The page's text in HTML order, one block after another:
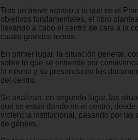
Tras un breve repaso a lo que es el
objetivos fundamentales, el libro
llevando a cabo el centro de cara a la
cuatro grandes temas.
En primer lugar, la situación general,
sobre lo que se entiende por
la misma y su presencia en los
del centro.
Se analizan, en segundo lugar, las
que se están dando en el centro,
violencia institucional, pasando por las
de género.